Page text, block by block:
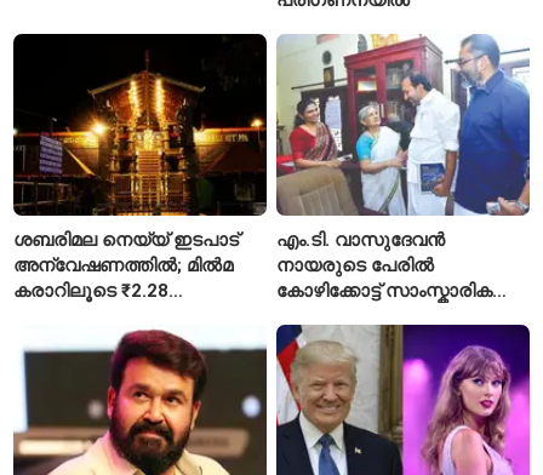
ശബരിമല നെയ്യ് ഇടപാട്
അന്വേഷണത്തിൽ; മിൽമ
കരാറിലൂടെ ₹2.28
എഫ്ഐആർ
എം.ടി. വാസുദേവൻ
നായരുടെ പേരിൽ
കോഴിക്കോട്ട് സാംസ്കാരിക
പ്രവർത്തനങ്ങൾക്ക് ₹50
കോടി